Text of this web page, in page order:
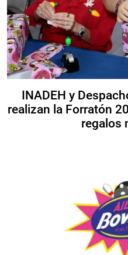
INADEH y
realizan la Forratón
regalos